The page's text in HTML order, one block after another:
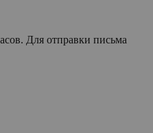
Для отправки письма